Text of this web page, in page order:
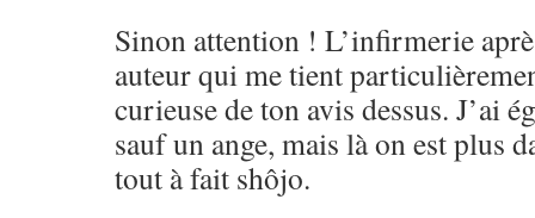
Sinon attention ! L’infirmerie
auteur qui me tient
curieuse de ton avis dessus. J’ai
sauf un ange, mais là on est plus
tout à fait shôjo.